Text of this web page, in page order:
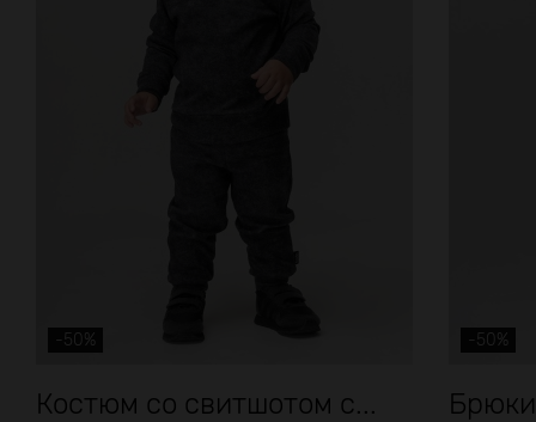
-50%
Костюм со свитшотом с...
-50%